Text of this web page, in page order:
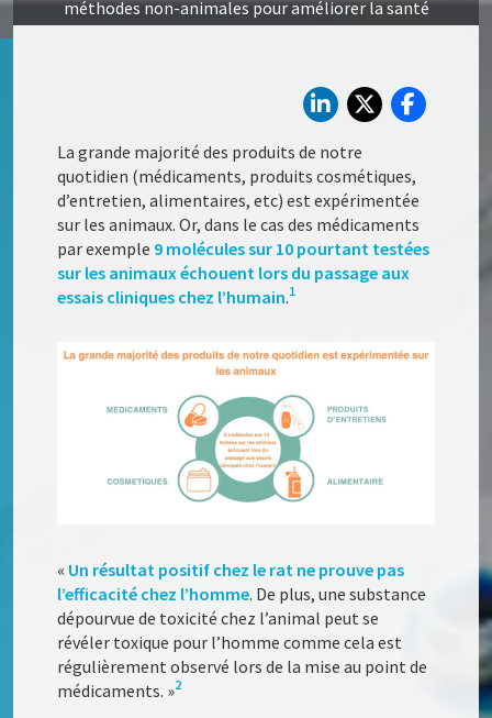
méthodes non-animales pour améliorer la santé
La grande majorité des produits de notre
quotidien (médicaments, produits cosmétiques,
d’entretien, alimentaires, etc) est expérimentée
sur les animaux. Or, dans le cas des médicaments
par exemple 9 molécules sur 10 pourtant testées
sur les animaux échouent lors du passage aux
essais cliniques chez l’humain.1
« Un résultat positif chez le rat ne prouve pas
l’efficacité chez l’homme. De plus, une substance
dépourvue de toxicité chez l’animal peut se
révéler toxique pour l’homme comme cela est
régulièrement observé lors de la mise au point de
médicaments. »2